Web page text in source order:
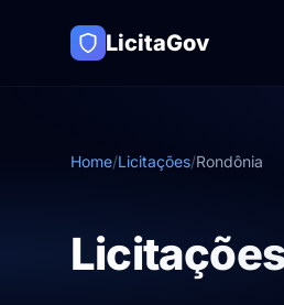
LicitaGov
Home/Licitações/Rondônia